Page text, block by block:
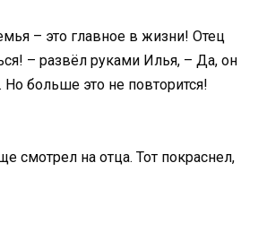
– это главное в жизни! Отец
– развёл руками Илья, – Да, он
больше это не повторится!
смотрел на отца. Тот покраснел,